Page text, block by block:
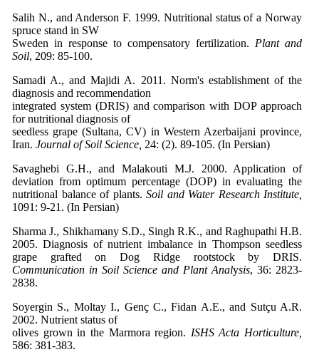
Salih N., and Anderson F. 1999. Nutritional status of a Norway
spruce stand in SW
Sweden in response to compensatory fertilization. Plant and
Soil, 209: 85-100.
Samadi A., and Majidi A. 2011. Norm's establishment of the
diagnosis and recommendation
integrated system (DRIS) and comparison with DOP approach
for nutritional diagnosis of
seedless grape (Sultana, CV) in Western Azerbaijani province,
Iran. Journal of Soil Science, 24: (2). 89-105. (In Persian)
Savaghebi G.H., and Malakouti M.J. 2000. Application of
deviation from optimum percentage (DOP) in evaluating the
nutritional balance of plants. Soil and Water Research Institute,
1091: 9-21. (In Persian)
Sharma J., Shikhamany S.D., Singh R.K., and Raghupathi H.B.
2005. Diagnosis of nutrient imbalance in Thompson seedless
grape grafted on Dog Ridge rootstock by DRIS.
Communication in Soil Science and Plant Analysis, 36: 2823-
2838.
Soyergin S., Moltay I., Genç C., Fidan A.E., and Sutçu A.R.
2002. Nutrient status of
olives grown in the Marmora region. ISHS Acta Horticulture,
586: 381-383.